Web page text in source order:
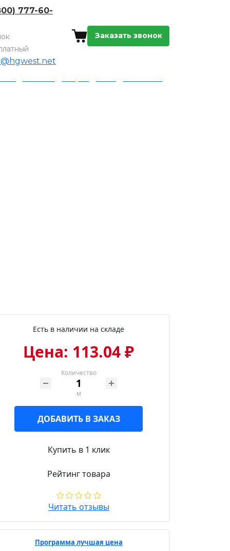
777-60-
Заказать звонок
Есть в наличии на складе
Цена: 113.04 ₽
Количество
м
ДОБАВИТЬ В ЗАКАЗ
Купить в 1 клик
Рейтинг товара
Читать отзывы
Программа лучшая цена